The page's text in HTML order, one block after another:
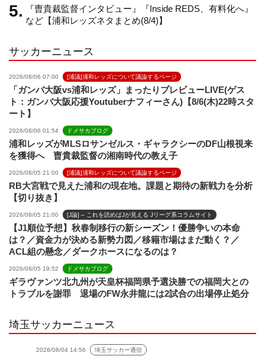
『曺貴裁監督インタビュー』『Inside REDS、有料化へ』
など【浦和レッズネタまとめ(8/4)】
サッカーニュース
2026/08/06 07:00 [浦議]浦和レッズについて議論するページ
「ガンバ大阪vs浦和レッズ」まったりプレビューLIVE(ゲス
ト：ガンバ大阪応援Youtuberナフィーさん)【8/6(木)22時スタ
ート】
2026/08/06 01:54 ドメサカブログ
浦和レッズがMLSロサンゼルス・ギャラクシーのDF山根視来
を獲得へ 曺貴裁監督の湘南時代の教え子
2026/08/05 21:00 [浦議]浦和レッズについて議論するページ
RB大宮戦で見えた浦和の現在地。課題と期待の新戦力を分析
【切り抜き】
2026/08/05 21:00 [J論] – これを読めばJが見える Jリーグ系コラムサイト
【J1順位予想】秋春制移行の新シーズン！優勝争いの本命
は？／資金力が決める新勢力図／移籍市場はまだ動く？／
ACL組の懸念／ダークホースになるのは？
2026/08/05 19:52 ドメサカブログ
ギラヴァンツ北九州が天皇杯福岡県予選決勝での福岡大との
トラブルを謝罪 退場のFW永井龍には2試合の出場停止処分
埼玉サッカーニュース
2026/08/04 14:56 埼玉サッカー通信